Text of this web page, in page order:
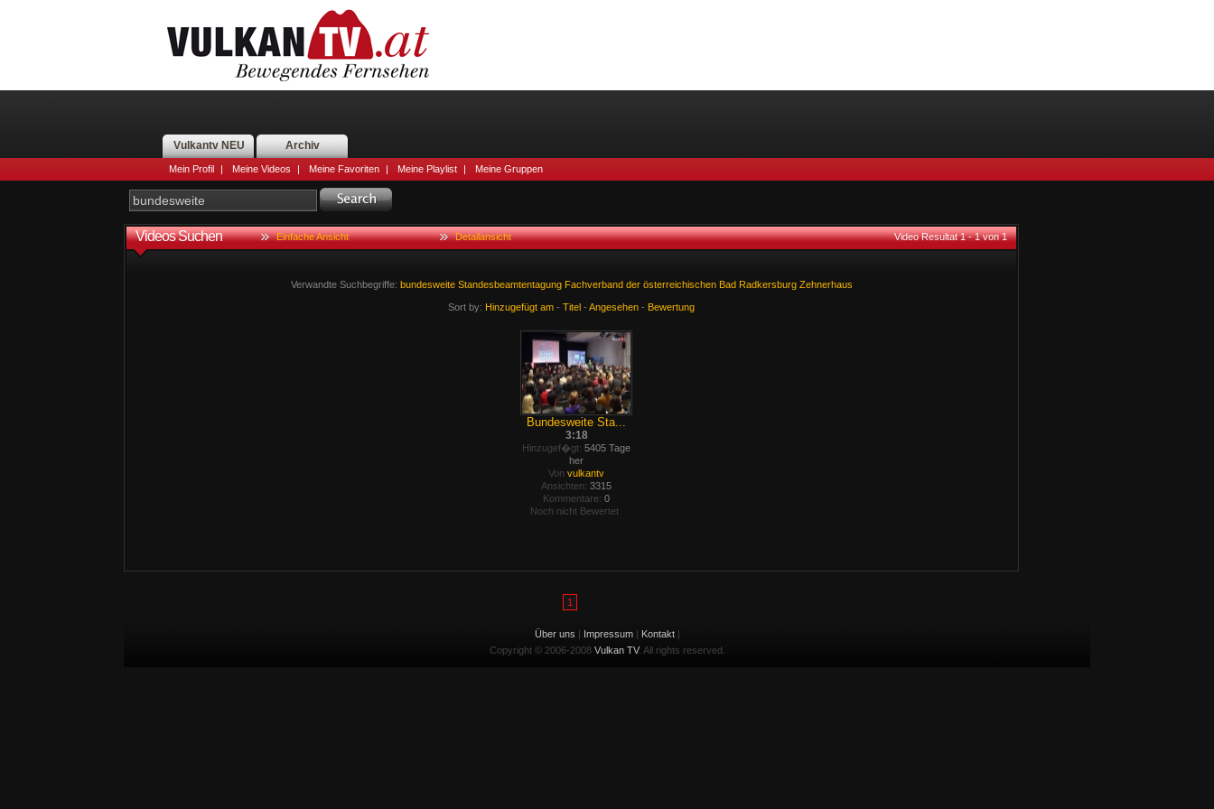
Vulkantv NEU Archiv
Mein Profil | Meine Videos | Meine Favoriten | Meine Playlist | Meine Gruppen
Videos Suchen Einfache Ansicht Detailansicht Video Resultat 1 - 1 von 1
Verwandte Suchbegriffe: bundesweite Standesbeamtentagung Fachverband der österreichischen Bad Radkersburg Zehnerhaus
Sort by: Hinzugefügt am - Titel - Angesehen - Bewertung
Bundesweite Sta...
3:18
Hinzugef�gt: 5405 Tage
her
Von vulkantv
Ansichten: 3315
Kommentare: 0
Noch nicht Bewertet
1
Über uns | Impressum| Kontakt|
Copyright © 2006-2008 Vulkan TV. All rights reserved.